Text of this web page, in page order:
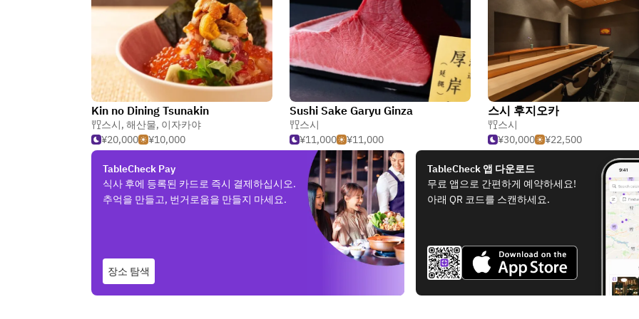
Kin no Dining Tsunakin
스시, 해산물, 이자카야
¥20,000
¥10,000
Sushi Sake Garyu Ginza
스시
¥11,000
¥11,000
스시 후지오카
스시
¥30,000
¥22,500
TableCheck Pay
식사 후에 등록된 카드로 즉시 결제하십시오.
추억을 만들고, 번거로움을 만들지 마세요.
장소 탐색
TableCheck 앱 다운로드
무료 앱으로 간편하게 예약하세요!
아래 QR 코드를 스캔하세요.